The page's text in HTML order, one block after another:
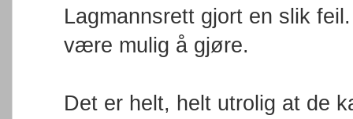
Lagmannsrett gjort en slik
være mulig å gjøre.
Det er helt, helt utrolig at de